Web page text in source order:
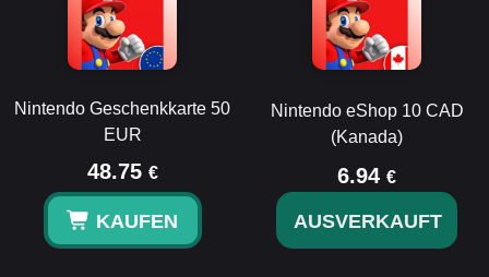
Nintendo Geschenkkarte 50
EUR
48.75 €
KAUFEN
Nintendo eShop 10 CAD
(Kanada)
6.94 €
AUSVERKAUFT